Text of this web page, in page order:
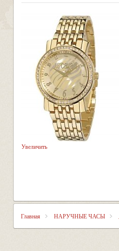
Увеличить
Главная НАРУЧНЫЕ ЧАСЫ